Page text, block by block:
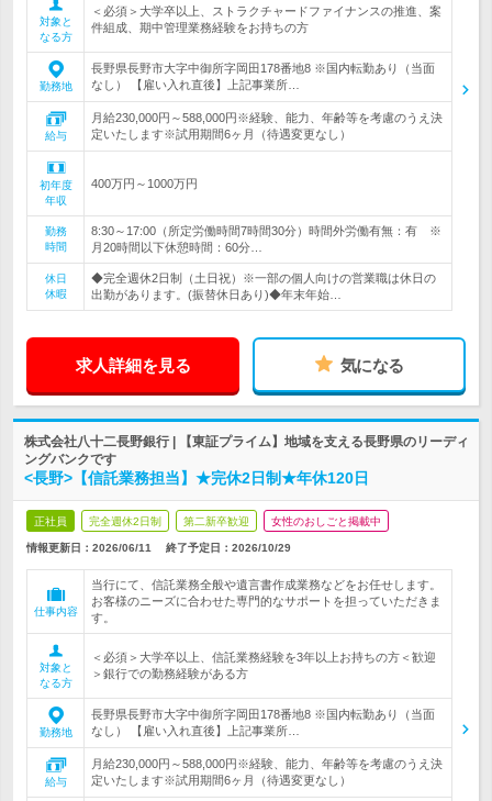
対象と
なる方
＜必須＞大学卒以上、ストラクチャードファイナンスの推進、案
件組成、期中管理業務経験をお持ちの方
勤務地
長野県長野市大字中御所字岡田178番地8 ※国内転勤あり（当面
なし） 【雇い入れ直後】上記事業所…
給与
月給230,000円～588,000円※経験、能力、年齢等を考慮のうえ決
定いたします※試用期間6ヶ月（待遇変更なし）
初年度
年収
400万円～1000万円
勤務
時間
8:30～17:00（所定労働時間7時間30分）時間外労働有無：有 ※
月20時間以下休憩時間：60分…
休日
休暇
◆完全週休2日制（土日祝）※一部の個人向けの営業職は休日の
出勤があります。(振替休日あり)◆年末年始…
求人詳細を見る 気になる
株式会社八十二長野銀行 | 【東証プライム】地域を支える長野県のリーディ
ングバンクです
<長野>【信託業務担当】★完休2日制★年休120日
正社員 完全週休2日制 第二新卒歓迎 女性のおしごと掲載中
情報更新日：2026/06/11 終了予定日： 2026/10/29
仕事内容
当行にて、信託業務全般や遺言書作成業務などをお任せします。
お客様のニーズに合わせた専門的なサポートを担っていただきま
す。
対象と
なる方
＜必須＞大学卒以上、信託業務経験を3年以上お持ちの方＜歓迎
＞銀行での勤務経験がある方
勤務地
長野県長野市大字中御所字岡田178番地8 ※国内転勤あり（当面
なし） 【雇い入れ直後】上記事業所…
給与
月給230,000円～588,000円※経験、能力、年齢等を考慮のうえ決
定いたします※試用期間6ヶ月（待遇変更なし）